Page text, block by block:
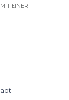
MIT EINER
Sättigung